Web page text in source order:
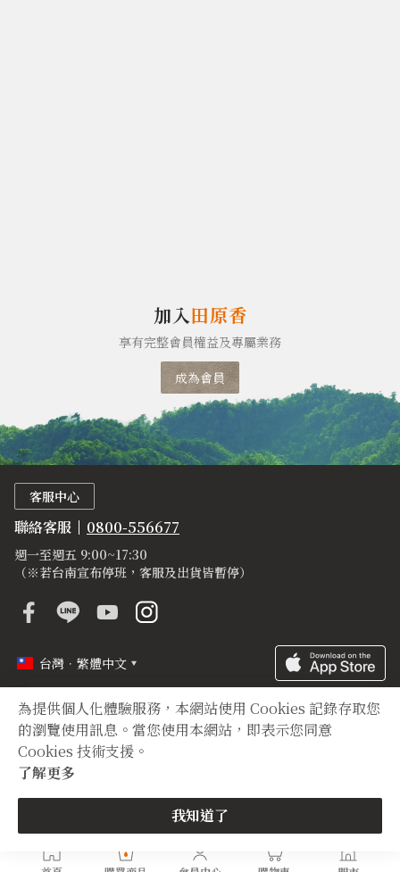
為提供個人化體驗服務，本網站使用 Cookies 記錄存取您
的瀏覽使用訊息。當您使用本網站，即表示您同意
Cookies 技術支援。
了解更多
我知道了
加入田原香
享有完整會員權益及專屬業務
成為會員
客服中心
聯絡客服 0800-556677
週一至週五 9:00~17:30
（※若台南宣布停班，客服及出貨皆暫停）
台灣．繁體中文
定型化契約 隱私權聲明
登錄字號
Copyright © 2012 TIAN YUAN XIANG All right reserved.